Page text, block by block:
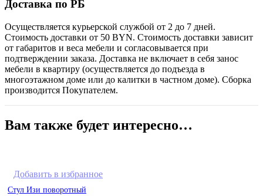
Доставка по РБ
Осуществляется курьерской службой от 2 до 7 дней.
Стоимость доставки от 50 BYN. Стоимость доставки зависит
от габаритов и веса мебели и согласовывается при
подтверждении заказа. Доставка не включает в себя занос
мебели в квартиру (осуществляется до подъезда в
многоэтажном доме или до калитки в частном доме). Сборка
производится Покупателем.
Вам также будет интересно…
Добавить в избранное
Стул Изи поворотный